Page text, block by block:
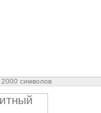
2000 символов